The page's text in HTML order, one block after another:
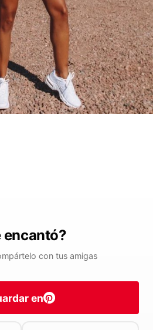
encantó?
con tus amigas
en